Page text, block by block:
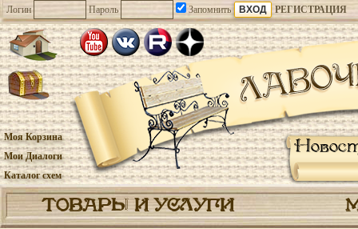
Логин Пароль Запомнить РЕГИСТРАЦИЯ
Моя Корзина
Мои Диалоги
Каталог схем
ТОВАРЫ И УСЛУГИ